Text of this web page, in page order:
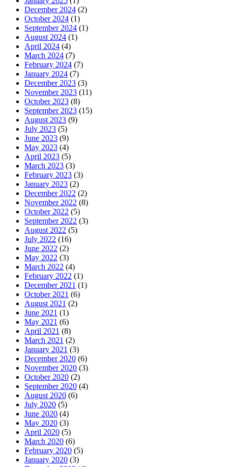
December 2024 (2)
October 2024 (1)
September 2024 (1)
August 2024 (1)
April 2024 (4)
March 2024 (7)
February 2024 (7)
January 2024 (7)
December 2023 (3)
November 2023 (11)
October 2023 (8)
September 2023 (15)
August 2023 (9)
July 2023 (5)
June 2023 (9)
May 2023 (4)
April 2023 (5)
March 2023 (3)
February 2023 (3)
January 2023 (2)
December 2022 (2)
November 2022 (8)
October 2022 (5)
September 2022 (3)
August 2022 (5)
July 2022 (16)
June 2022 (2)
May 2022 (3)
March 2022 (4)
February 2022 (1)
December 2021 (1)
October 2021 (6)
August 2021 (2)
June 2021 (1)
May 2021 (6)
April 2021 (8)
March 2021 (2)
January 2021 (3)
December 2020 (6)
November 2020 (3)
October 2020 (2)
September 2020 (4)
August 2020 (6)
July 2020 (5)
June 2020 (4)
May 2020 (3)
April 2020 (5)
March 2020 (6)
February 2020 (5)
January 2020 (3)